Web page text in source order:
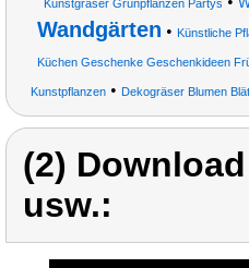
Kunstgräser Grünpflanzen Partys
Wandgärten • Künstliche
Küchen Geschenke Geschenkideen
Kunstpflanzen • Dekogräser Blumen
(2)
usw.: